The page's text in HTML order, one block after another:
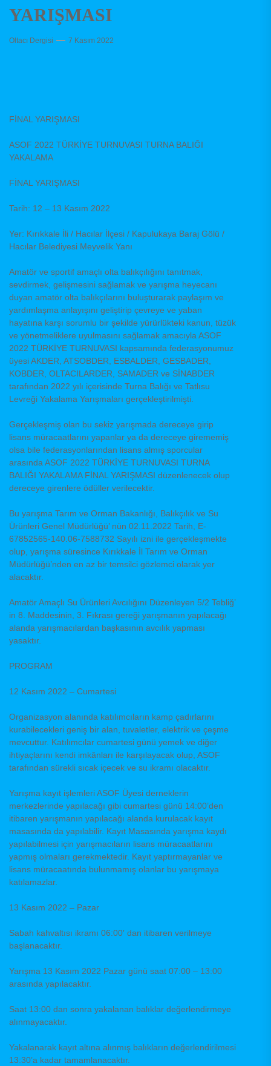
YARIŞMASI
Oltacı Dergisi 7 Kasım 2022
FİNAL YARIŞMASI
ASOF 2022 TÜRKİYE TURNUVASI TURNA BALIĞI
YAKALAMA
FİNAL YARIŞMASI
Tarih: 12 – 13 Kasım 2022
Yer: Kırıkkale İli / Hacılar İlçesi / Kapulukaya Baraj Gölü /
Hacılar Belediyesi Meyvelik Yanı
Amatör ve sportif amaçlı olta balıkçılığını tanıtmak,
sevdirmek, gelişmesini sağlamak ve yarışma heyecanı
duyan amatör olta balıkçılarını buluşturarak paylaşım ve
yardımlaşma anlayışını geliştirip çevreye ve yaban
hayatına karşı sorumlu bir şekilde yürürlükteki kanun, tüzük
ve yönetmeliklere uyulmasını sağlamak amacıyla ASOF
2022 TÜRKİYE TURNUVASI kapsamında federasyonumuz
üyesi AKDER, ATSOBDER, ESBALDER, GESBADER,
KOBDER, OLTACILARDER, SAMADER ve SİNABDER
tarafından 2022 yılı içerisinde Turna Balığı ve Tatlısu
Levreği Yakalama Yarışmaları gerçekleştirilmişti.
Gerçekleşmiş olan bu sekiz yarışmada dereceye girip
lisans müracaatlarını yapanlar ya da dereceye girememiş
olsa bile federasyonlarından lisans almış sporcular
arasında ASOF 2022 TÜRKİYE TURNUVASI TURNA
BALIĞI YAKALAMA FİNAL YARIŞMASI düzenlenecek olup
dereceye girenlere ödüller verilecektir.
Bu yarışma Tarım ve Orman Bakanlığı, Balıkçılık ve Su
Ürünleri Genel Müdürlüğü’ nün 02.11.2022 Tarih, E-
67852565-140.06-7588732 Sayılı izni ile gerçekleşmekte
olup, yarışma süresince Kırıkkale İl Tarım ve Orman
Müdürlüğü’nden en az bir temsilci gözlemci olarak yer
alacaktır.
Amatör Amaçlı Su Ürünleri Avcılığını Düzenleyen 5/2 Tebliğ’
in 8. Maddesinin, 3. Fıkrası gereği yarışmanın yapılacağı
alanda yarışmacılardan başkasının avcılık yapması
yasaktır.
PROGRAM
12 Kasım 2022 – Cumartesi
Organizasyon alanında katılımcıların kamp çadırlarını
kurabilecekleri geniş bir alan, tuvaletler, elektrik ve çeşme
mevcuttur. Katılımcılar cumartesi günü yemek ve diğer
ihtiyaçlarını kendi imkânları ile karşılayacak olup, ASOF
tarafından sürekli sıcak içecek ve su ikramı olacaktır.
Yarışma kayıt işlemleri ASOF Üyesi derneklerin
merkezlerinde yapılacağı gibi cumartesi günü 14:00’den
itibaren yarışmanın yapılacağı alanda kurulacak kayıt
masasında da yapılabilir. Kayıt Masasında yarışma kaydı
yapılabilmesi için yarışmacıların lisans müracaatlarını
yapmış olmaları gerekmektedir. Kayıt yaptırmayanlar ve
lisans müracaatında bulunmamış olanlar bu yarışmaya
katılamazlar.
13 Kasım 2022 – Pazar
Sabah kahvaltısı ikramı 06:00′ dan itibaren verilmeye
başlanacaktır.
Yarışma 13 Kasım 2022 Pazar günü saat 07:00 – 13:00
arasında yapılacaktır.
Saat 13:00 dan sonra yakalanan balıklar değerlendirmeye
alınmayacaktır.
Yakalanarak kayıt altına alınmış balıkların değerlendirilmesi
13:30’a kadar tamamlanacaktır.